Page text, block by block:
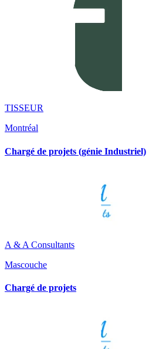
TISSEUR
Montréal
Chargé de projets (génie Industriel)
A & A Consultants
Mascouche
Chargé de projets